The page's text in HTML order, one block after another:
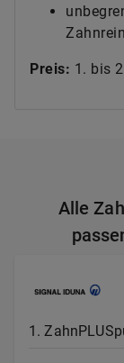
Preis: 1. bis
Alle
1 .